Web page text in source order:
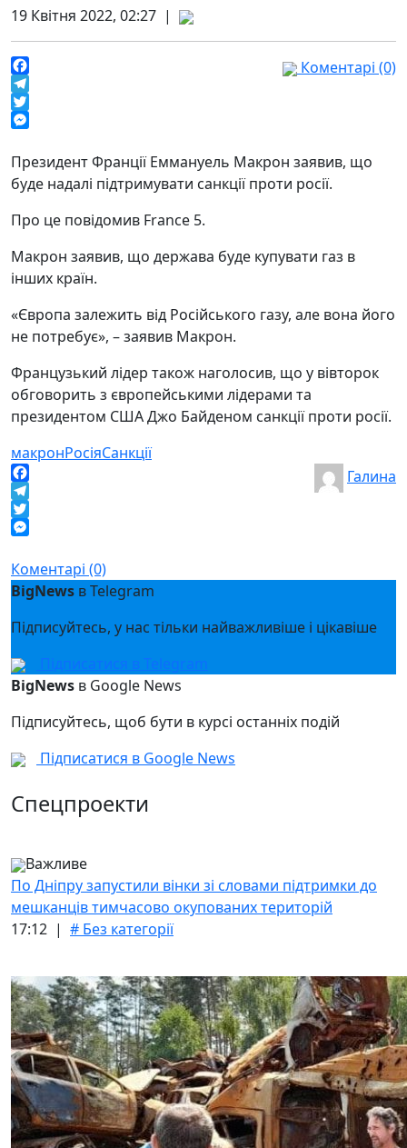
19 Квітня 2022, 02:27 |
Facebook
Telegram
Twitter
Коментарі (0)
Президент Франції Еммануель Макрон заявив, що
буде надалі підтримувати санкції проти росії.
Про це повідомив France 5.
Макрон заявив, що держава буде купувати газ в
інших країн.
«Європа залежить від Російського газу, але вона його
не потребує», – заявив Макрон.
Французький лідер також наголосив, що у вівторок
обговорить з європейськими лідерами та
президентом США Джо Байденом санкції проти росії.
макронРосіяСанкції
Facebook
Telegram
Twitter
Галина
Коментарі (0)
BigNews в Telegram
Підписуйтесь, у нас тільки найважливіше і цікавіше
Підписатися в Telegram
BigNews в Google News
Підписуйтесь, щоб бути в курсі останніх подій
Підписатися в Google News
Спецпроекти
Важливе
По Дніпру запустили вінки зі словами підтримки до
мешканців тимчасово окупованих територій
17:12 | # Без категорії